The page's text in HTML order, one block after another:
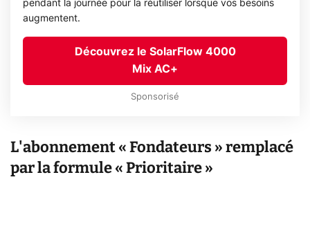
pendant la journée pour la réutiliser lorsque vos besoins
augmentent.
Découvrez le SolarFlow 4000
Mix AC+
Sponsorisé
L'abonnement « Fondateurs » remplacé
par la formule « Prioritaire »